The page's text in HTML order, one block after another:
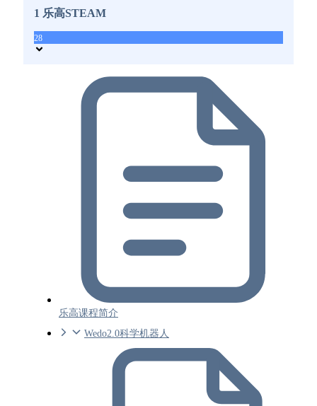
1 乐高STEAM
28
乐高课程简介
Wedo2.0科学机器人